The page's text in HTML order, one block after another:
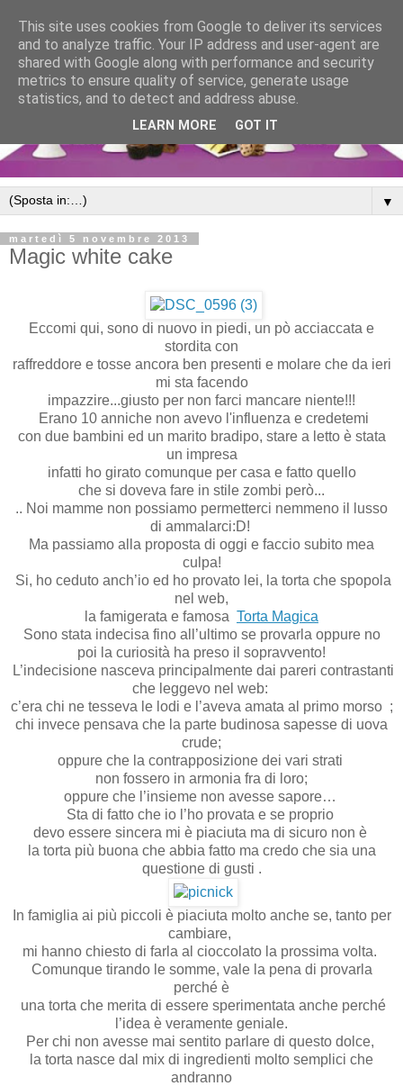
▼
martedì 5 novembre 2013
Magic white cake
Eccomi qui, sono di nuovo in piedi, un pò acciaccata e
stordita con
raffreddore e tosse ancora ben presenti e molare che da ieri
mi sta facendo
impazzire...giusto per non farci mancare niente!!!
Erano 10 anniche non avevo l'influenza e credetemi
con due bambini ed un marito bradipo, stare a letto è stata
un impresa
infatti ho girato comunque per casa e fatto quello
che si doveva fare in stile zombi però...
.. Noi mamme non possiamo permetterci nemmeno il lusso
di ammalarci:D!
Ma passiamo alla proposta di oggi e faccio subito mea
culpa!
Si, ho ceduto anch’io ed ho provato lei, la torta che spopola
nel web,
la famigerata e famosa Torta Magica
Sono stata indecisa fino all’ultimo se provarla oppure no
poi la curiosità ha preso il sopravvento!
L’indecisione nasceva principalmente dai pareri contrastanti
che leggevo nel web:
c’era chi ne tesseva le lodi e l’aveva amata al primo morso ;
chi invece pensava che la parte budinosa sapesse di uova
crude;
oppure che la contrapposizione dei vari strati
non fossero in armonia fra di loro;
oppure che l’insieme non avesse sapore…
Sta di fatto che io l’ho provata e se proprio
devo essere sincera mi è piaciuta ma di sicuro non è
la torta più buona che abbia fatto ma credo che sia una
questione di gusti .
In famiglia ai più piccoli è piaciuta molto anche se, tanto per
cambiare,
mi hanno chiesto di farla al cioccolato la prossima volta.
Comunque tirando le somme, vale la pena di provarla
perché è
una torta che merita di essere sperimentata anche perché
l’idea è veramente geniale.
Per chi non avesse mai sentito parlare di questo dolce,
la torta nasce dal mix di ingredienti molto semplici che
andranno
This site uses cookies from Google to deliver its services
and to analyze traffic. Your IP address and user-agent are
shared with Google along with performance and security
metrics to ensure quality of service, generate usage
statistics, and to detect and address abuse.
LEARN MORE GOT IT